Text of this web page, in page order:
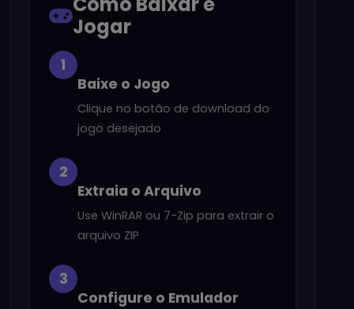
Jogar
1
Baixe o Jogo
Clique no botão de download do
jogo desejado
2
Extraia o Arquivo
Use WinRAR ou 7-Zip para extrair o
arquivo ZIP
3
Configure o Emulador